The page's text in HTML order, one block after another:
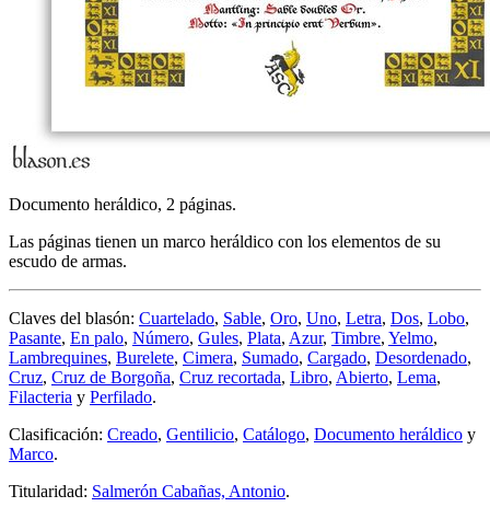
Documento heráldico, 2 páginas.
Las páginas tienen un marco heráldico con los elementos de su
escudo de armas.
Claves del blasón: Cuartelado, Sable, Oro, Uno, Letra, Dos, Lobo,
Pasante, En palo, Número, Gules, Plata, Azur, Timbre, Yelmo,
Lambrequines, Burelete, Cimera, Sumado, Cargado, Desordenado,
Cruz, Cruz de Borgoña, Cruz recortada, Libro, Abierto, Lema,
Filacteria y Perfilado.
Clasificación: Creado, Gentilicio, Catálogo, Documento heráldico y
Marco.
Titularidad: Salmerón Cabañas, Antonio.